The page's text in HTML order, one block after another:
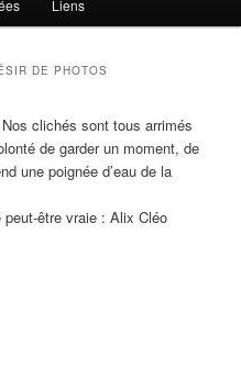
Liens
DE PHOTOS
clichés sont tous arrimés
de garder un moment, de
une poignée d’eau de la
être vraie : Alix Cléo